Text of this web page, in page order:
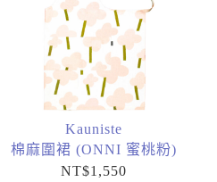
Kauniste
棉麻圍裙 (ONNI 蜜桃粉)
NT$1,550